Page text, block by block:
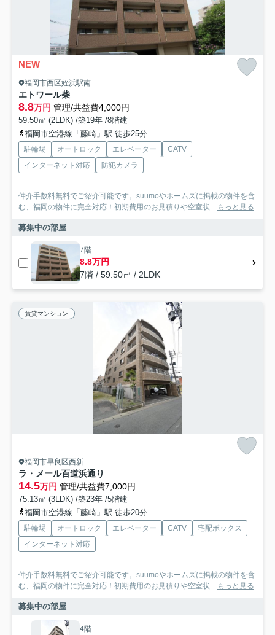
NEW
福岡市西区姪浜駅南
エトワール柴
8.8万円 管理/共益費4,000円
59.50㎡ (2LDK) /築19年 /8階建
福岡市空港線「藤崎」駅 徒歩25分
駐輪場 オートロック エレベーター
CATV
インターネット対応
防犯カメラ
仲介手数料無料でご紹介可能です。suumoやホームズに掲載の物件を含
む、福岡の物件に完全対応！初期費用のお見積りや空室状... もっと見る
募集中の部屋
7階
8.8万円
7階 / 59.50㎡ / 2LDK
賃貸マンション
福岡市早良区西新
ラ・メール百道浜通り
14.5万円 管理/共益費7,000円
75.13㎡ (3LDK) /築23年 /5階建
福岡市空港線「藤崎」駅 徒歩20分
駐輪場 オートロック エレベーター CATV
宅配ボックス
インターネット対応
仲介手数料無料でご紹介可能です。suumoやホームズに掲載の物件を含
む、福岡の物件に完全対応！初期費用のお見積りや空室状... もっと見る
募集中の部屋
4階